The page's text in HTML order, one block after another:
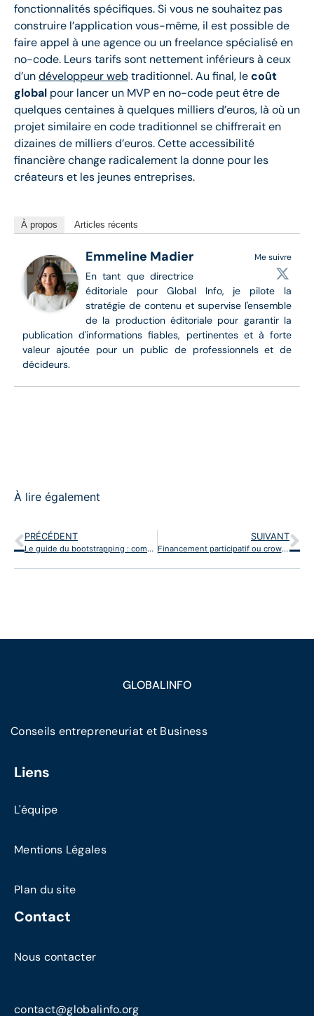
fonctionnalités spécifiques. Si vous ne souhaitez pas
construire l’application vous-même, il est possible de
faire appel à une agence ou un freelance spécialisé en
no-code. Leurs tarifs sont nettement inférieurs à ceux
d’undéveloppeur webtraditionnel. Au final, lecoût
global pour lancer un MVP en no-code peut être de
quelques centaines à quelques milliers d’euros, là où un
projet similaire en code traditionnel se chiffrerait en
dizaines de milliers d’euros. Cette accessibilité
financière change radicalement la donne pour les
créateurs et les jeunes entreprises.
À propos Articles récents
Me suivre
Emmeline Madier
En tant que directrice
éditoriale pour Global Info, je pilote la
stratégie de contenu et supervise l'ensemble
de la production éditoriale pour garantir la
publication d'informations fiables, pertinentes et à forte
valeur ajoutée pour un public de professionnels et de
décideurs.
À lire également
PRÉCÉDENT
Le guide du bootstrapping : comment développer son entreprise sans levée de fonds?
SUIVANT
Financement participatif ou crowdfunding : comment réussir sa campagne pour un projet artisanal ?
GLOBALINFO
Conseils entrepreneuriat et Business
Liens
L'équipe
Mentions Légales
Plan du site
Contact
Nous contacter
contact@globalinfo.org